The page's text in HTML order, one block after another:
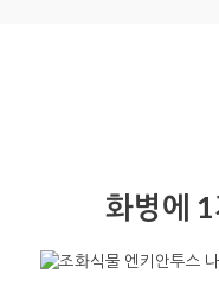
화병에